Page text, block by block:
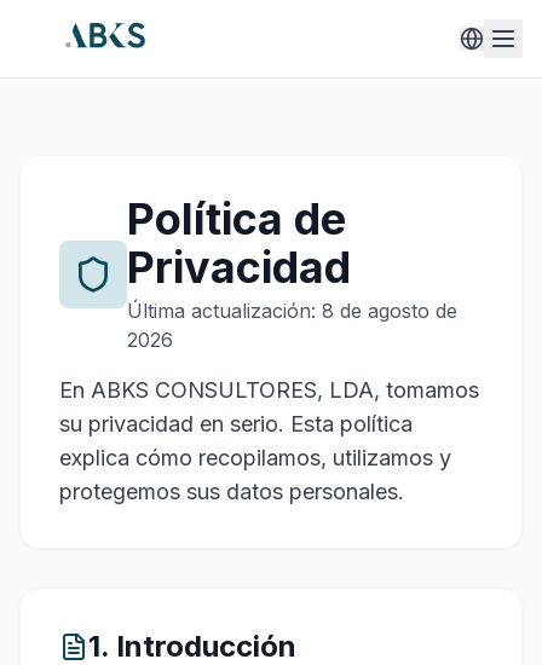
Política de
Privacidad
Última actualización: 8 de agosto de
2026
En ABKS CONSULTORES, LDA, tomamos
su privacidad en serio. Esta política
explica cómo recopilamos, utilizamos y
protegemos sus datos personales.
1. Introducción